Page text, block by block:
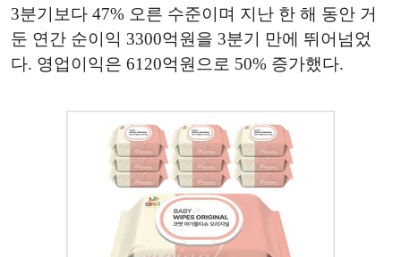
3분기보다 47% 오른 수준이며 지난 한 해 동안 거
둔 연간 순이익 3300억원을 3분기 만에 뛰어넘었
다. 영업이익은 6120억원으로 50% 증가했다.